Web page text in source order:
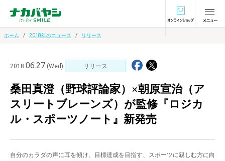
オンラインショ
ホーム 2018年のニュース リリース
2018 06.27 (Wed) リリース
桑田真澄（野球評論家）×朝原宣治（ア
スリートブレーンズ）が監修『ロジカ
ル・スポーツノート』新発売
自分のカラダの声に耳を傾け、目標達成を目指す、スポーツに親しむ方に向